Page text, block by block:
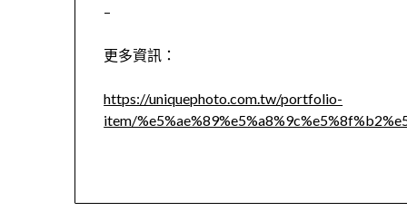
–
更多資訊：
https://uniquephoto.com.tw/portfolio-
item/